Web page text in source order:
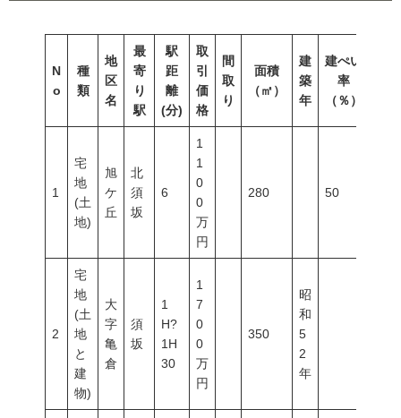
N
o
種
類
地
区
名
最
寄
り
駅
駅
距
離
(分)
取
引
価
格
間
取
り
面積
（㎡）
建
築
年
建ぺい
率
（％）
1
宅
地
(土
地)
旭
ケ
丘
北
須
坂
6
1
1
0
0
万
円
280 50
2
宅
地
(土
地
と
建
物)
大
字
亀
倉
須
坂
1
H?
1H
30
1
7
0
0
万
円
350
昭
和
5
2
年